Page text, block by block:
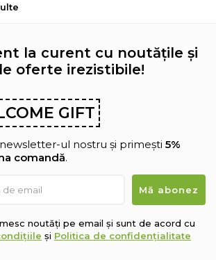
la curent cu noutățile și
oferte irezistibile!
GIFT
ul nostru și primești 5%
comandă.
noutăți pe email și sunt de acord cu
și Politica de confidențialitate